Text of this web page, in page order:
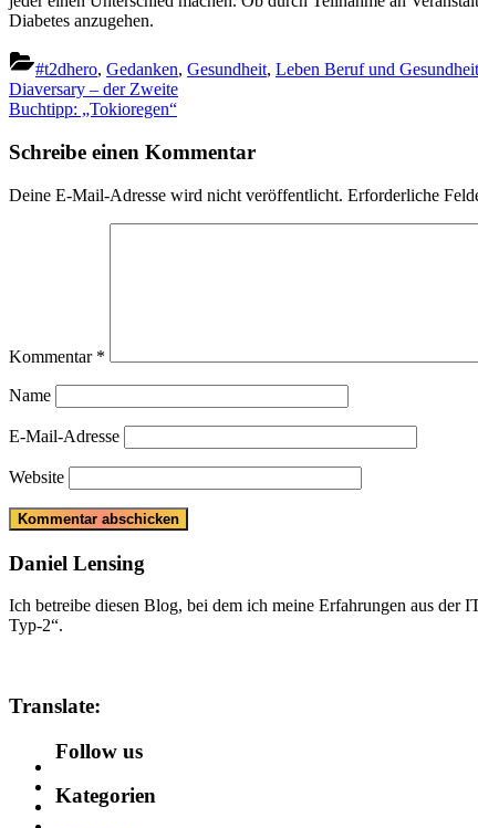
Diabetes anzugehen.
#t2dhero, Gedanken, Gesundheit, Leben Beruf und Gesundheit
Beitragsnavigation
Previous
Post:
Diaversary – der Zweite
Next
Buchtipp: „Tokioregen“
Schreibe einen Kommentar
Deine E-Mail-Adresse wird nicht veröffentlicht. Erforderliche
Kommentar *
Name
E-Mail-Adresse
Website
Daniel Lensing
Ich betreibe diesen Blog, bei dem ich meine Erfahrungen aus der
Typ-2“.
Translate:
Follow us
Kategorien